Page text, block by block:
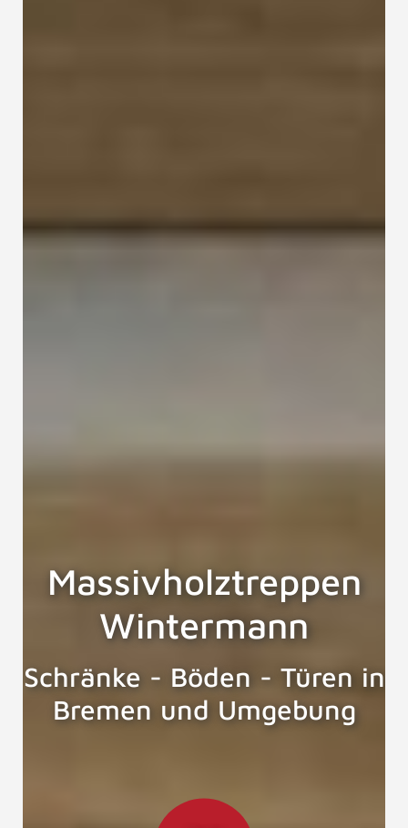
Massivholztreppen
Wintermann
Schränke - Böden - Türen in
Bremen und Umgebung